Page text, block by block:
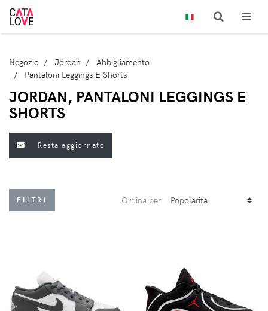
Negozio Jordan
Abbigliamento
Pantaloni Leggings E Shorts
JORDAN, PANTALONI LEGGINGS E
SHORTS
Resta aggiornato
FILTRI Ordina per